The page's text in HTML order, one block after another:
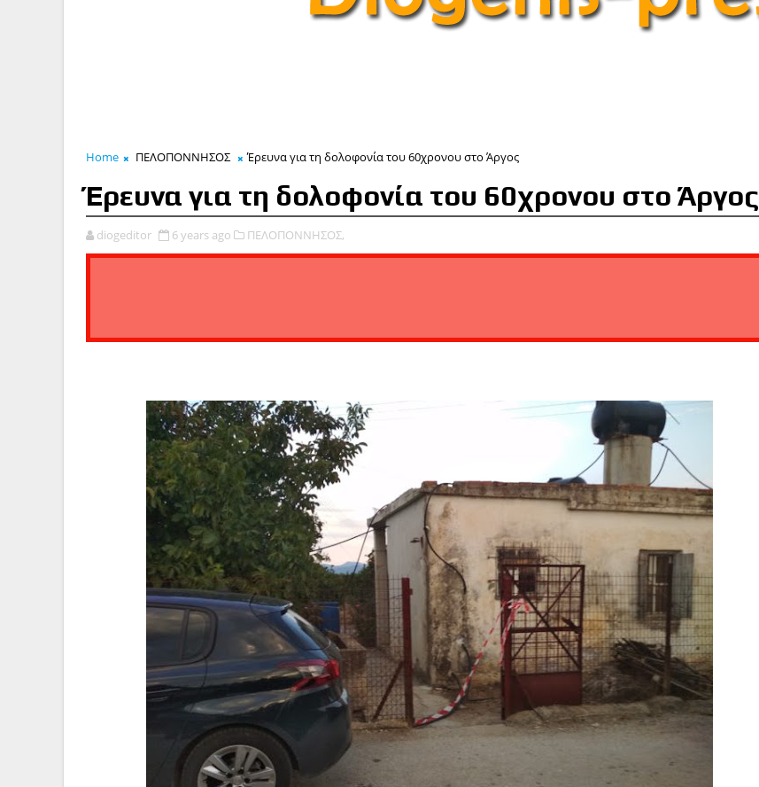
Home ΠΕΛΟΠΟΝΝΗΣΟΣ Έρευνα για τη δολοφονία του 60χρονου στο Άργος
Έρευνα για τη δολοφονία του 60χρονου στο Άργος
diogeditor 6 years ago ΠΕΛΟΠΟΝΝΗΣΟΣ,